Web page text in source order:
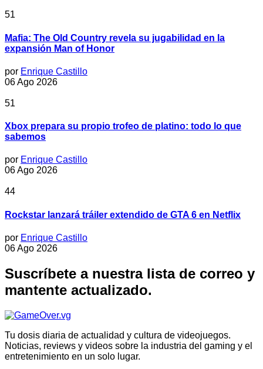
51
Mafia: The Old Country revela su jugabilidad en la
expansión Man of Honor
por Enrique Castillo
06 Ago 2026
51
Xbox prepara su propio trofeo de platino: todo lo que
sabemos
por Enrique Castillo
06 Ago 2026
44
Rockstar lanzará tráiler extendido de GTA 6 en Netflix
por Enrique Castillo
06 Ago 2026
Suscríbete a nuestra lista de correo y
mantente actualizado.
Tu dosis diaria de actualidad y cultura de videojuegos.
Noticias, reviews y videos sobre la industria del gaming y el
entretenimiento en un solo lugar.